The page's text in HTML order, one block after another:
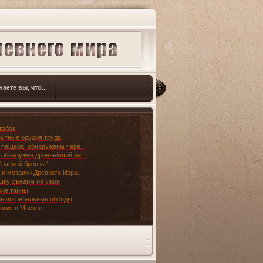
вы, что...
орудия труда
обнаружены чере...
древнейший ин...
бронзы"...
мозаики Древнего Изра...
съедим на ужин
тайны
погребальные обряды
в Москве